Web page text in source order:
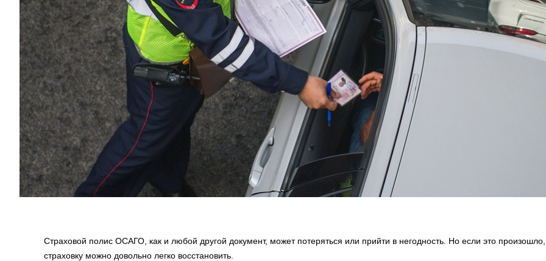
Страховой полис ОСАГО, как и любой другой документ, может потеряться или прийти в негодность. Но если это произошло,
страховку можно довольно легко восстановить.